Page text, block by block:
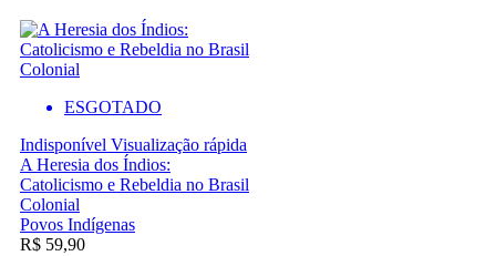
ESGOTADO
Indisponível Visualização rápida
A Heresia dos Índios:
Catolicismo e Rebeldia no Brasil
Colonial
Povos Indígenas
R$ 59,90